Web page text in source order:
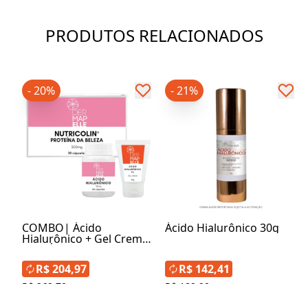
PRODUTOS RELACIONADOS
COMBO| Ácido
Hialurônico + Gel Creme
1% + Nutricolin®-
Proteína da Beleza
- 20%
R$ 204,97
Ácido Hialurônico 30g
- 21%
R$ 142,41